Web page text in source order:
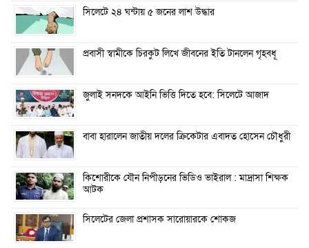
সিলেটে ২৪ ঘন্টায় ৫ জনের লাশ উদ্ধার
প্রবাসী স্বামীকে চিরকুট লিখে জীবনের ইতি টানলেন গৃহবধূ
জুলাই সনদকে আইনি ভিত্তি দিতে হবে: সিলেটে আজাদ
বাবা হারালেন জাতীয় দলের ক্রিকেটার এবাদত হোসেন চৌধুরী
কিশোরীকে যৌন নিপীড়নের ভিডিও ভাইরাল : মাদ্রাসা শিক্ষক
আটক
সিলেটের জেলা প্রশাসক সারোয়ারকে শোকজ